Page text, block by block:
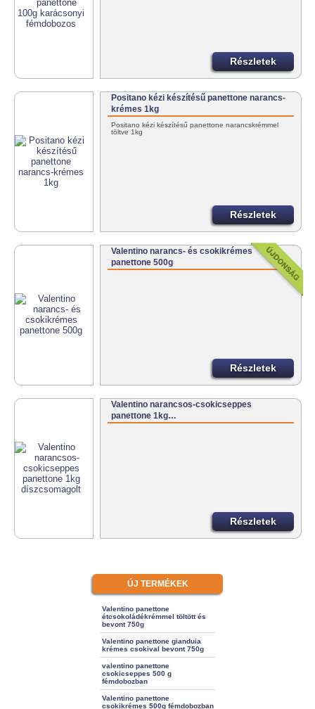
Részletek
Positano kézi készítésű panettone narancs-
krémes 1kg
Positano kézi készítésű panettone narancskrémmel
töltve 1kg
Részletek
Valentino narancs- és csokikrémes
panettone 500g
Részletek
Valentino narancsos-csokicseppes
panettone 1kg…
Részletek
ÚJ TERMÉKEK
Valentino panettone
étcsokoládékrémmel töltött és
bevont 750g
Valentino panettone gianduia
krémes csokival bevont 750g
valentino panettone
csokicseppes 500 g
fémdobozban
Valentino panettone
csokikrémes 500g fémdobozban